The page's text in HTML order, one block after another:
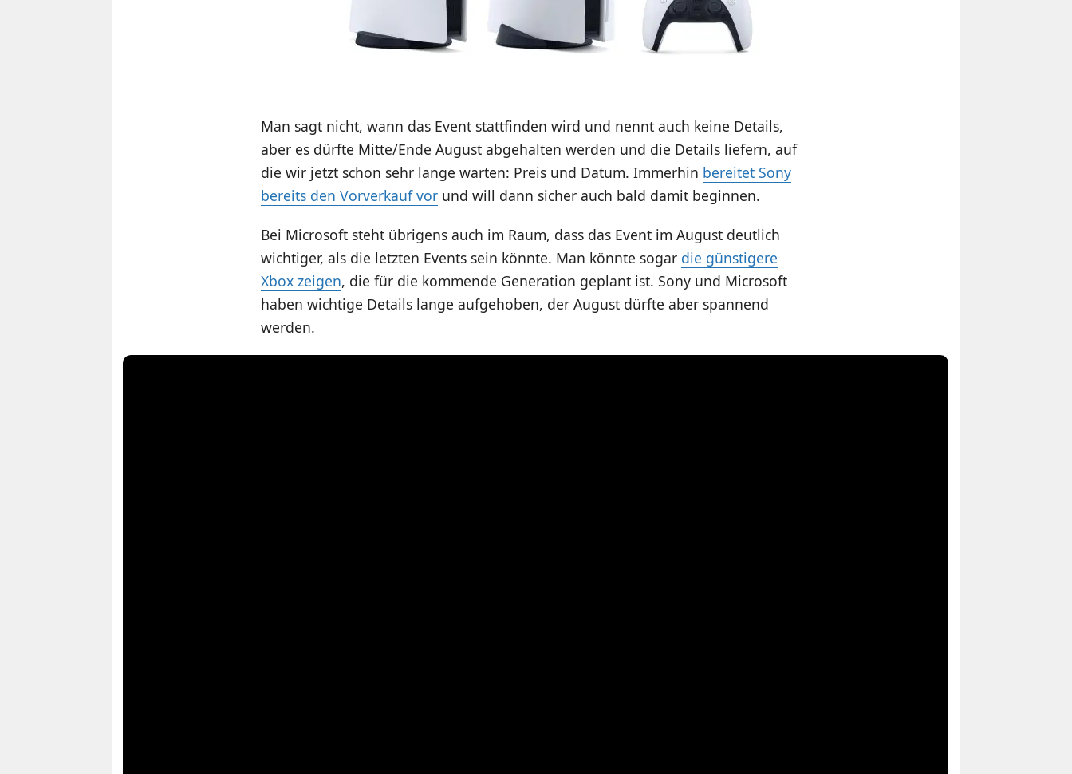
Man sagt nicht, wann das Event stattfinden wird und nennt auch keine Details,
aber es dürfte Mitte/Ende August abgehalten werden und die Details liefern, auf
die wir jetzt schon sehr lange warten: Preis und Datum. Immerhin bereitet Sony
bereits den Vorverkauf vorund will dann sicher auch bald damit beginnen.
Bei Microsoft steht übrigens auch im Raum, dass das Event im August deutlich
wichtiger, als die letzten Events sein könnte. Man könnte sogar die günstigere
Xbox zeigen, die für die kommende Generation geplant ist. Sony und Microsoft
haben wichtige Details lange aufgehoben, der August dürfte aber spannend
werden.